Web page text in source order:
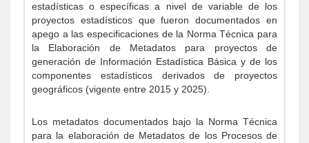
estadísticas o específicas a nivel de variable de los
proyectos estadísticos que fueron documentados en
apego a las especificaciones de la Norma Técnica para
la Elaboración de Metadatos para proyectos de
generación de Información Estadística Básica y de los
componentes estadísticos derivados de proyectos
geográficos (vigente entre 2015 y 2025).
Los metadatos documentados bajo la Norma Técnica
para la elaboración de Metadatos de los Procesos de